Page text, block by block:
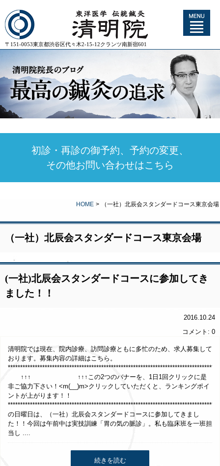
〒151-0053東京都渋谷区代々木2-15-12クランツ南新宿601
初診・再診の御予約、予約の変更、
その他お問い合わせはこちら
HOME > （一社）北辰会スタンダードコース東京会場
（一社）北辰会スタンダードコース東京会場
(一社)北辰会スタンダードコースに参加してき
ました！！
2016.10.24
コメント: 0
清明院では現在、院内診療、訪問診療ともに多忙のため、求人募集して
おります。募集内容の詳細はこちら。
↑↑↑ ↑↑↑この2つのバナーを、1日1回クリックに是
非ご協力下さい！<m(__)m>クリックしていただくと、ランキングポイ
ントが上がります！！
の日曜日は、（一社）北辰会スタンダードコースに参加してきまし
た！！今回は午前中は実技訓練「胃の気の脈診」。私も臨床班を一班担
当し ....
続きを読む